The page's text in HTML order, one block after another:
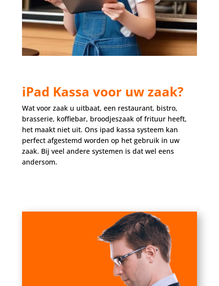
iPad Kassa voor uw zaak?
Wat voor zaak u uitbaat, een restaurant, bistro,
brasserie, koffiebar, broodjeszaak of frituur heeft,
het maakt niet uit. Ons ipad kassa systeem kan
perfect afgestemd worden op het gebruik in uw
zaak. Bij veel andere systemen is dat wel eens
andersom.